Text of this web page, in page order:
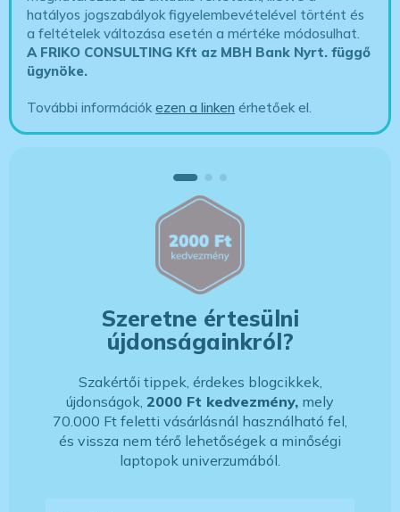
hatályos jogszabályok figyelembevételével történt és
a feltételek változása esetén a mértéke módosulhat.
A FRIKO CONSULTING Kft az MBH Bank Nyrt. függő
ügynöke.
További információkezen a linken érhetőek el.
Szeretne értesülni
újdonságainkról?
Szakértői tippek, érdekes blogcikkek,
újdonságok, 2000 Ft kedvezmény, mely
70.000 Ft feletti vásárlásnál használható fel,
és vissza nem térő lehetőségek a minőségi
laptopok univerzumából.